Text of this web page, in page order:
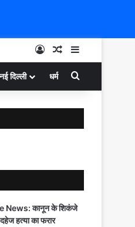
Log InRandom Article
Sidebar
नई दिल्ली धर्म Search for
News: कानून के शिकंजे
हत्या का फरार